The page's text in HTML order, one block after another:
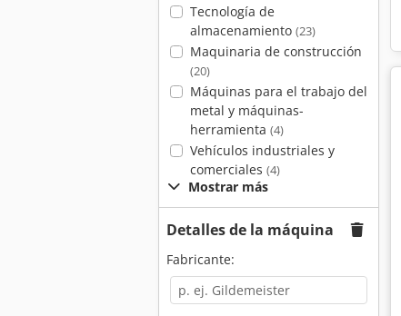
Tecnología de
almacenamiento (23)
Maquinaria de construcción
(20)
Máquinas para el trabajo del
metal y máquinas-
herramienta (4)
Vehículos industriales y
comerciales (4)
Mostrar más
Detalles de la máquina
Fabricante: